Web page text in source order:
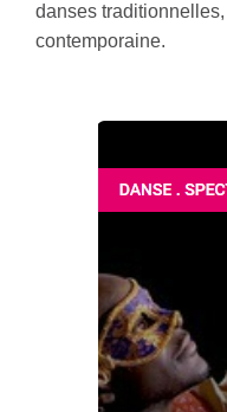
danses
contemporaine.